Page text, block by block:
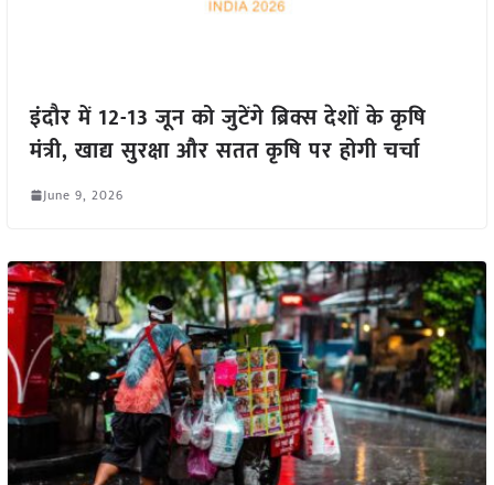
इंदौर में 12-13 जून को जुटेंगे ब्रिक्स देशों के कृषि
मंत्री, खाद्य सुरक्षा और सतत कृषि पर होगी चर्चा
June 9, 2026